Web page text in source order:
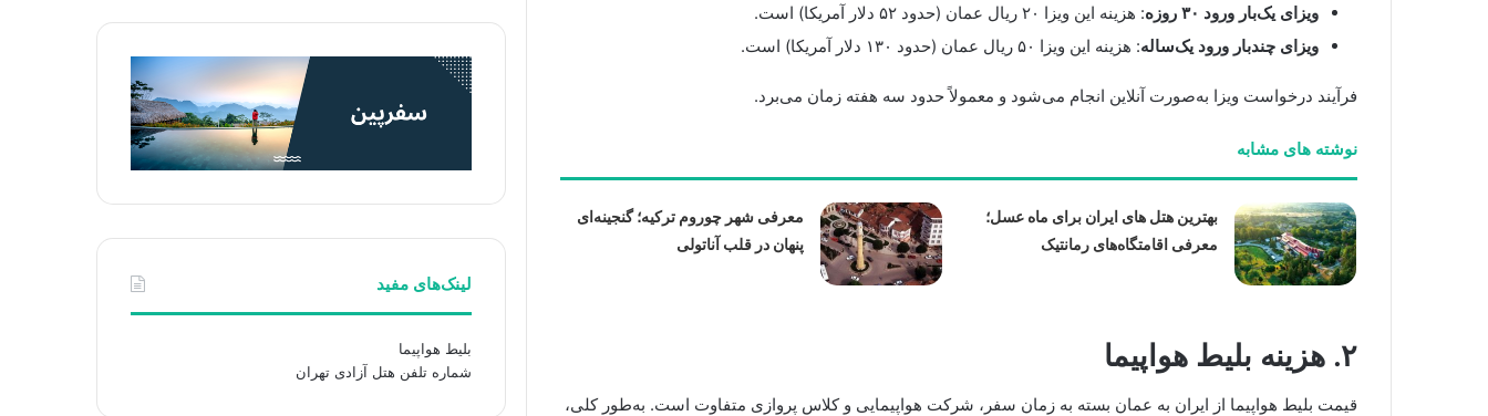
ویزای یک‌بار ورود ۳۰ روزه
: هزینه این ویزا ۲۰ ریال عمان (حدود ۵۲ دلار آمریکا) است.
ویزای چندبار ورود یک‌ساله: هزینه این ویزا ۵۰ ریال عمان (حدود ۱۳۰ دلار آمریکا) است.
فرآیند درخواست ویزا به‌صورت آنلاین انجام می‌شود و معمولاً حدود سه هفته زمان می‌برد.
نوشته های مشابه
بهترین هتل های ایران برای ماه عسل؛
معرفی اقامتگاه‌های رمانتیک
معرفی شهر چوروم ترکیه؛ گنجینه‌ای
پنهان در قلب آناتولی
۲. هزینه بلیط هواپیما
قیمت بلیط هواپیما از ایران به عمان بسته به زمان سفر، شرکت هواپیمایی و کلاس پروازی متفاوت است. به‌طور کلی،
لینک‌های مفید
بلیط هواپیما
شماره تلفن هتل آزادی تهران